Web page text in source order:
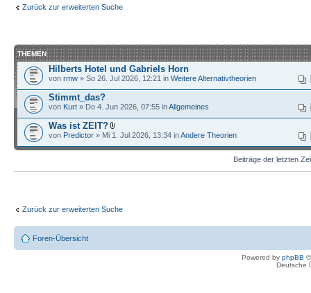
Zurück zur erweiterten Suche
THEMEN
Hilberts Hotel und Gabriels Horn
von rmw » So 26. Jul 2026, 12:21 in Weitere Alternativtheorien
Stimmt_das?
von Kurt » Do 4. Jun 2026, 07:55 inAllgemeines
Was ist ZEIT?
von Predictor » Mi 1. Jul 2026, 13:34 inAndere Theorien
Beiträge der letzten
Zurück zur erweiterten Suche
Foren-Übersicht
Powered by phpBB
Deutsche